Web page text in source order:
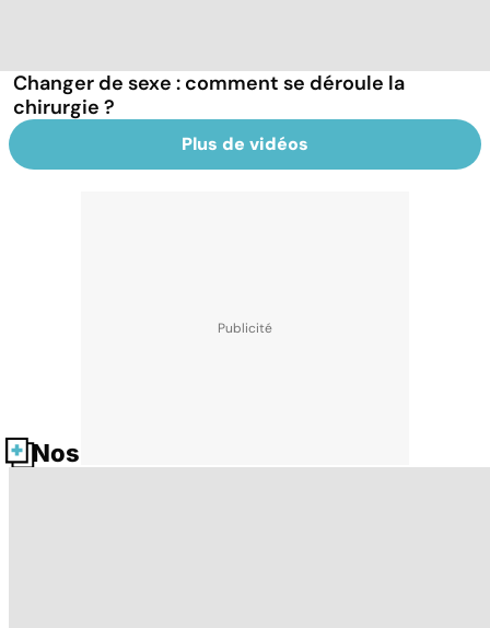
Changer de sexe : comment se déroule la
chirurgie ?
Plus de vidéos
Nos fiches santé